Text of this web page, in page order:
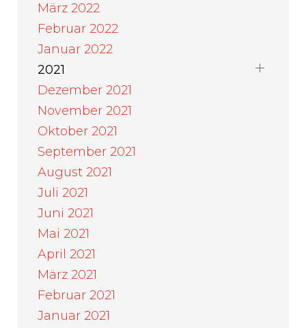
März 2022
Februar 2022
Januar 2022
2021
Dezember 2021
November 2021
Oktober 2021
September 2021
August 2021
Juli 2021
Juni 2021
Mai 2021
April 2021
März 2021
Februar 2021
Januar 2021